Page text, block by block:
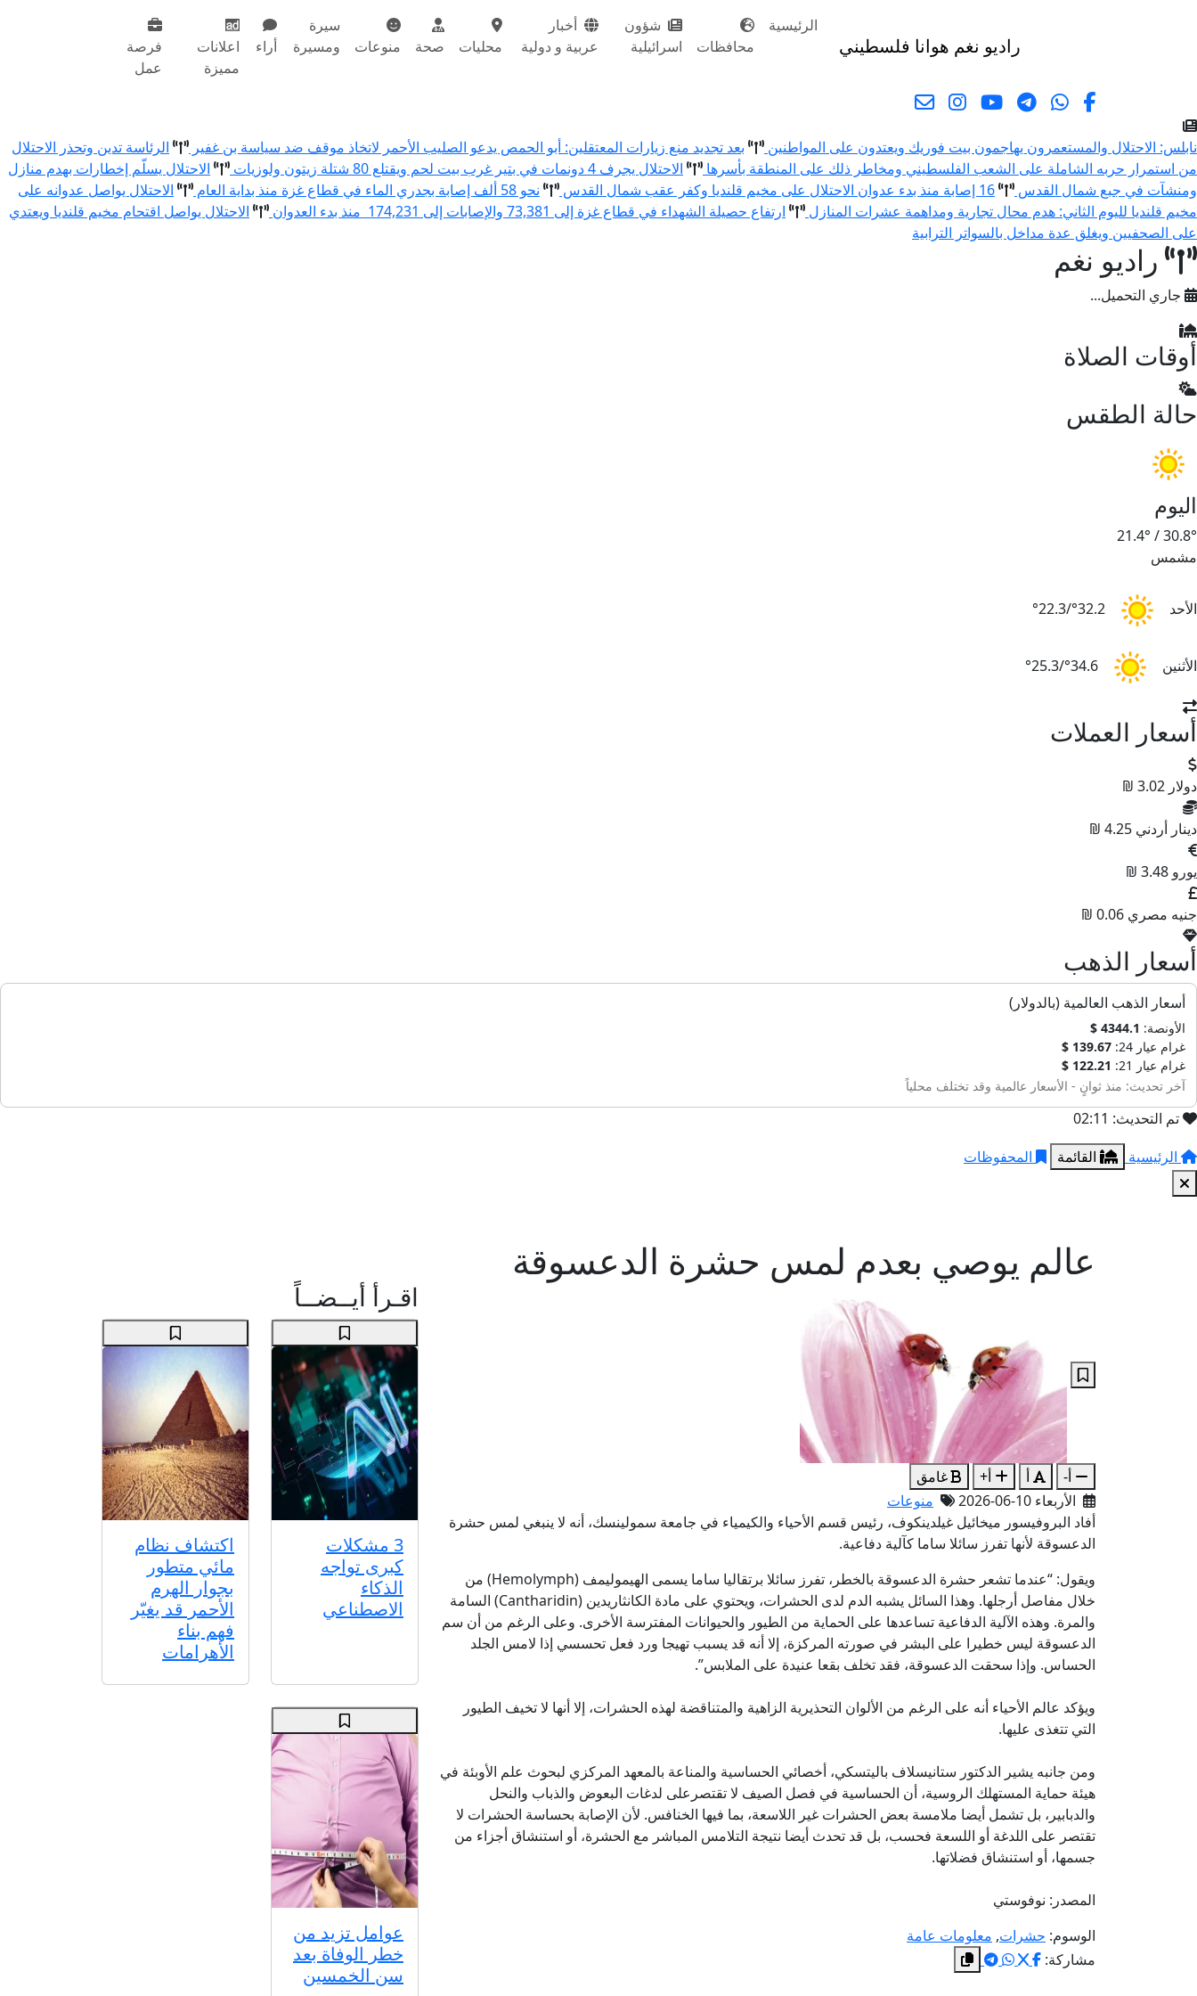
راديو نغم هوانا فلسطيني
الرئيسية
محافظات
شؤون
اسرائيلية
أخبار
عربية و دولية
محليات صحة منوعات
سيرة
ومسيرة
أراء
اعلانات
مميزة
فرصة
عمل
نابلس: الاحتلال والمستعمرون يهاجمون بيت فوريك ويعتدون على المواطنين بعد تجديد منع زيارات المعتقلين: أبو الحمص يدعو الصليب الأحمر لاتخاذ موقف ضد سياسة بن غفير
الرئاسة تدين وتحذر الاحتلال
من استمرار حربه الشاملة على الشعب الفلسطيني ومخاطر ذلك على المنطقة بأسرها
الاحتلال يجرف 4 دونمات في بتير غرب بيت لحم ويقتلع 80 شتلة زيتون ولوزيات
الاحتلال يسلّم إخطارات بهدم منازل
ومنشآت في جبع شمال القدس
16 إصابة منذ بدء عدوان الاحتلال على مخيم قلنديا وكفر عقب شمال القدس نحو 58 ألف إصابة بجدري الماء في قطاع غزة منذ بداية العام
الاحتلال يواصل عدوانه على
مخيم قلنديا لليوم الثاني: هدم محال تجارية ومداهمة عشرات المنازل
ارتفاع حصيلة الشهداء في قطاع غزة إلى 73,381 والإصابات إلى 174,231 منذ بدء العدوان
الاحتلال يواصل اقتحام مخيم قلنديا ويعتدي
على الصحفيين ويغلق عدة مداخل بالسواتر الترابية
راديو نغم
جاري التحميل...
أوقات الصلاة
حالة الطقس
اليوم
30.8°
/
21.4°
مشمس
الأحد 32.2°/22.3°
الأثنين 34.6°/25.3°
أسعار العملات
دولار 3.02 ₪
دينار أردني 4.25 ₪
يورو 3.48 ₪
جنيه مصري 0.06 ₪
أسعار الذهب
أسعار الذهب العالمية (بالدولار)
الأونصة: 4344.1 $
غرام عيار 24:
139.67 $
غرام عيار 21:
122.21 $
آخر تحديث: منذ ثوانٍ - الأسعار عالمية وقد تختلف محلياً
تم التحديث: 02:11
الرئيسية
القائمة المحفوظات
عالم يوصي بعدم لمس حشرة الدعسوقة
أ- أ أ+
غامق
الأربعاء 10-06-2026
منوعات
أفاد البروفيسور ميخائيل غيلدينكوف، رئيس قسم الأحياء والكيمياء في جامعة سمولينسك، أنه لا ينبغي لمس حشرة
الدعسوقة لأنها تفرز سائلا ساما كآلية دفاعية.
ويقول: “عندما تشعر حشرة الدعسوقة بالخطر، تفرز سائلا برتقاليا ساما يسمى الهيموليمف (Hemolymph) من
خلال مفاصل أرجلها. وهذا السائل يشبه الدم لدى الحشرات، ويحتوي على مادة الكانثاريدين (Cantharidin) السامة
والمرة. وهذه الآلية الدفاعية تساعدها على الحماية من الطيور والحيوانات المفترسة الأخرى. وعلى الرغم من أن سم
الدعسوقة ليس خطيرا على البشر في صورته المركزة، إلا أنه قد يسبب تهيجا ورد فعل تحسسي إذا لامس الجلد
الحساس. وإذا سحقت الدعسوقة، فقد تخلف بقعا عنيدة على الملابس”.
ويؤكد عالم الأحياء أنه على الرغم من الألوان التحذيرية الزاهية والمتناقضة لهذه الحشرات، إلا أنها لا تخيف الطيور
التي تتغذى عليها.
ومن جانبه يشير الدكتور ستانيسلاف باليتسكي، أخصائي الحساسية والمناعة بالمعهد المركزي لبحوث علم الأوبئة في
هيئة حماية المستهلك الروسية، أن الحساسية في فصل الصيف لا تقتصرعلى لدغات البعوض والذباب والنحل
والدبابير، بل تشمل أيضا ملامسة بعض الحشرات غير اللاسعة، بما فيها الخنافس. لأن الإصابة بحساسة الحشرات لا
تقتصر على اللدغة أو اللسعة فحسب، بل قد تحدث أيضا نتيجة التلامس المباشر مع الحشرة، أو استنشاق أجزاء من
جسمها، أو استنشاق فضلاتها.
المصدر: نوفوستي
الوسوم: حشرات, معلومات عامة
مشاركة:
اقـرأ أيــضــاً
3 مشكلات
كبرى تواجه
الذكاء
الاصطناعي
اكتشاف نظام
مائي متطور
بجوار الهرم
الأحمر قد يغيّر
فهم بناء
الأهرامات
عوامل تزيد من
خطر الوفاة بعد
سن الخمسين